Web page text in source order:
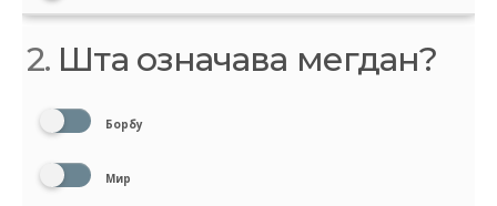
2. Шта означава мегдан?
Борбу
Мир